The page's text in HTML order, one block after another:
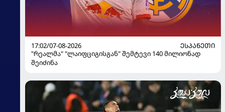
17:02/07-08-2026
ᲔᲡᲞᲐᲜᲔᲗᲘ
"რეალმა" "ლაიფციგისგან" შემტევი 140 მილიონად
შეიძინა